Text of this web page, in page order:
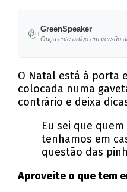
GreenSpeaker
Ouça este artigo em versão
O Natal está à porta
colocada numa
contrário e deixa
Eu sei que
tenhamos em
questão das
Aproveite o que tem